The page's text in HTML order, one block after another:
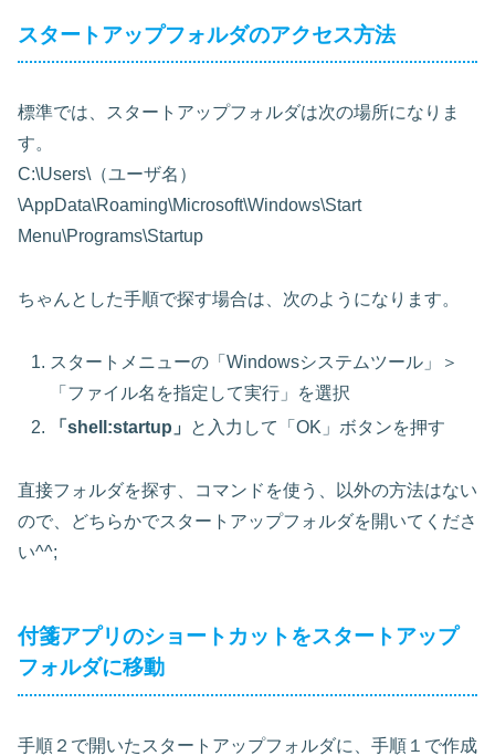
スタートアップフォルダのアクセス方法
標準では、スタートアップフォルダは次の場所になりま
す。
C:\Users\（ユーザ名）
\AppData\Roaming\Microsoft\Windows\Start
Menu\Programs\Startup
ちゃんとした手順で探す場合は、次のようになります。
スタートメニューの「Windowsシステムツール」＞
「ファイル名を指定して実行」を選択
「shell:startup」
と入力して「OK」ボタンを押す
直接フォルダを探す、コマンドを使う、以外の方法はない
ので、どちらかでスタートアップフォルダを開いてくださ
い^^;
付箋アプリのショートカットをスタートアップ
フォルダに移動
手順２で開いたスタートアップフォルダに、手順１で作成